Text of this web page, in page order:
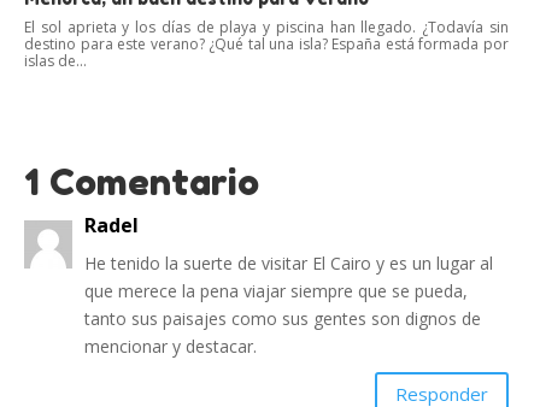
El sol aprieta y los días de playa y piscina han llegado. ¿Todavía sin
destino para este verano? ¿Qué tal una isla? España está formada por
islas de...
1 Comentario
Radel
He tenido la suerte de visitar El Cairo y es un lugar al
que merece la pena viajar siempre que se pueda,
tanto sus paisajes como sus gentes son dignos de
mencionar y destacar.
Responder